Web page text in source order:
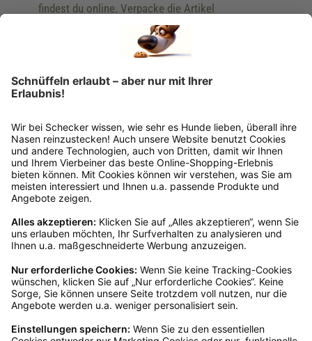
findest du online. Verpacke die Artikel
anschließend sicher und klebe das
Rücksendeetikett auf das Paket. Dieses kannst du
dir in deinem Kundenkonto anfordern. Hast du als
Gast bestellt, schreibe uns eine Email an
verkauf@schecker.de oder rufe zu unseren
Rücksendeetikett zukommen.
Kundenservice
Mo – Fr 9 – 17 Uhr, Sa 9 – 13 Uhr
Ruf uns an
04942-60 64 080